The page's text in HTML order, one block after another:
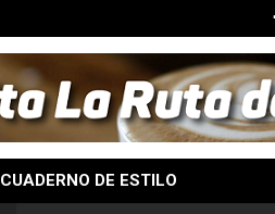
CUADERNO DE ESTILO